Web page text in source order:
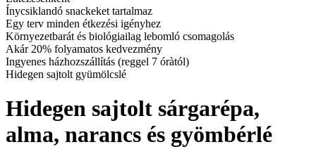
Ínycsiklandó snackeket tartalmaz
Egy terv minden étkezési igényhez
Környezetbarát és biológiailag lebomló csomagolás
Akár 20% folyamatos kedvezmény
Ingyenes házhozszállítás (reggel 7 óràtól)
Hidegen sajtolt gyümölcslé
Hidegen sajtolt sárgarépa,
alma, narancs és gyömbérlé